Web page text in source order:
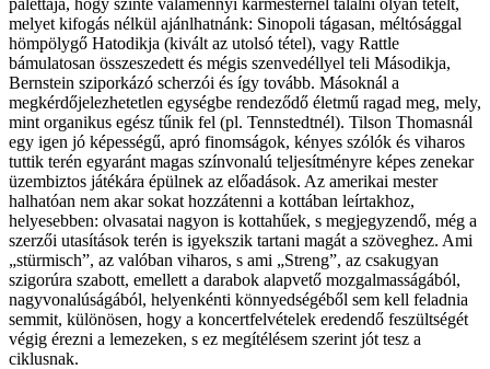
palettája, hogy szinte valamennyi karmesternél találni olyan tételt,
melyet kifogás nélkül ajánlhatnánk: Sinopoli tágasan, méltósággal
hömpölygő Hatodikja (kivált az utolsó tétel), vagy Rattle
bámulatosan összeszedett és mégis szenvedéllyel teli Másodikja,
Bernstein sziporkázó scherzói és így tovább. Másoknál a
megkérdőjelezhetetlen egységbe rendeződő életmű ragad meg, mely,
mint organikus egész tűnik fel (pl. Tennstedtnél). Tilson Thomasnál
egy igen jó képességű, apró finomságok, kényes szólók és viharos
tuttik terén egyaránt magas színvonalú teljesítményre képes zenekar
üzembiztos játékára épülnek az előadások. Az amerikai mester
halhatóan nem akar sokat hozzátenni a kottában leírtakhoz,
helyesebben: olvasatai nagyon is kottahűek, s megjegyzendő, még a
szerzői utasítások terén is igyekszik tartani magát a szöveghez. Ami
„stürmisch”, az valóban viharos, s ami „Streng”, az csakugyan
szigorúra szabott, emellett a darabok alapvető mozgalmasságából,
nagyvonalúságából, helyenkénti könnyedségéből sem kell feladnia
semmit, különösen, hogy a koncertfelvételek eredendő feszültségét
végig érezni a lemezeken, s ez megítélésem szerint jót tesz a
ciklusnak.